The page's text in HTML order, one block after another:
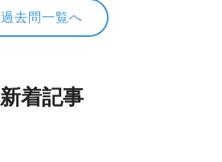
過去問一覧へ